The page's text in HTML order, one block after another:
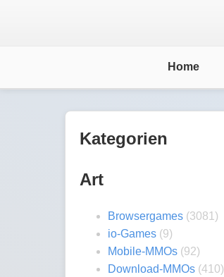
Home
Kategorien
Art
Browsergames (3081)
io-Games (9)
Mobile-MMOs (92)
Download-MMOs (410)